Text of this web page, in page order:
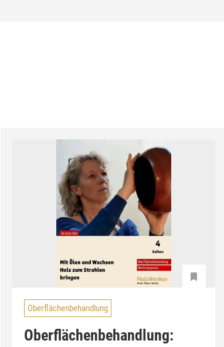
Oberflächenbehandlung
Oberflächenbehandlung: